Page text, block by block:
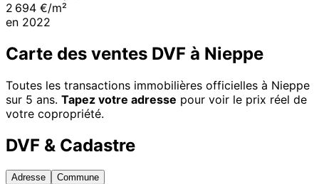
2 694 €/m²
en 2022
Carte des ventes DVF à Nieppe
Toutes les transactions immobilières officielles à Nieppe
sur 5 ans. Tapez votre adresse pour voir le prix réel de
votre copropriété.
DVF & Cadastre
Adresse Commune